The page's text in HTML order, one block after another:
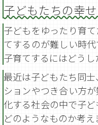
子どもたちの幸
子どもをゆったり育
てするのが難しい時
子育てするにはどう
最近は子どもたち同
ションやつき合い方
化する社会の中で子
どのようなものか考え